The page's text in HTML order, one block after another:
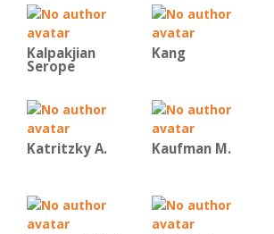
Kalpakjian
Serope
Kang
Katritzky A. Kaufman Μ.